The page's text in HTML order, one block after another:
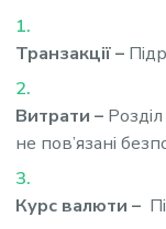
Транзакції –
Витрати –
не пов’язані
Курс валюти –